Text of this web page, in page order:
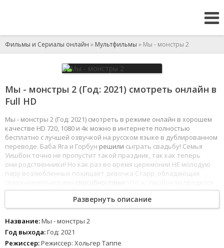
Фильмы и Сериалы онлайн » Мультфильмы » Мы - монстры 2
Мы - монстры 2 (Год: 2021) смотреть онлайн в
Full HD
Мы - монстры 2 (Год: 2021) смотреть в режиме онлайн в хорошем
качестве HD 720, 1080 и 4к можно в интернете полностью
бесплатно с лучшей озвучкой на русском языке в дублированном
переводе. Баба Яга и Горбун решили сыграть свадьбу! Семья
Уишбон точно не пропустит такой праздник, так как теперь
они родственники! Но как раз во время церемонии НЕ молодую
пару возлюбленных похищает девочка Старр, обладающая
способностями
вновь прибегнуть к помощи магии и снова превратиться
в монстров: мама вампир, папа Франкенштейн и их
дети - непоседливый оборотень и обаятельная мумия,
отправляются в новое приключение. Ведь свадьба должна
состояться несмотря ни на что!
1 23 45 678
Развернуть описание
Название:Мы - монстры 2
Год выхода:Год: 2021
Режиссер:Режиссер: Хольгер Таппе